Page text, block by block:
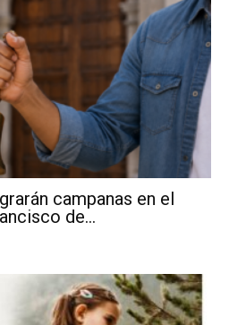
campanas en el
de...